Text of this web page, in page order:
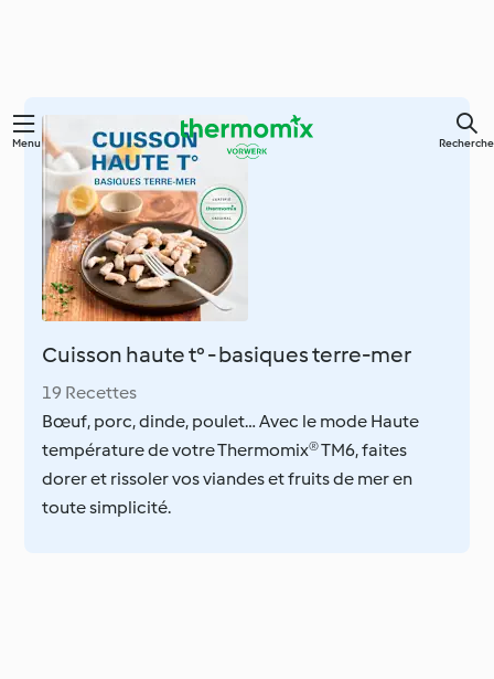
Skip
content
Menu Recherche
Cuisson haute t° - basiques terre-mer
19 Recettes
Bœuf, porc, dinde, poulet… Avec le mode Haute
température de votre Thermomix® TM6, faites
dorer et rissoler vos viandes et fruits de mer en
toute simplicité.